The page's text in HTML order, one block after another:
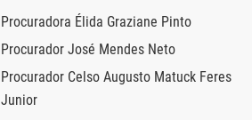
Procuradora Élida Graziane Pinto
Procurador José Mendes Neto
Procurador Celso Augusto Matuck Feres
Junior